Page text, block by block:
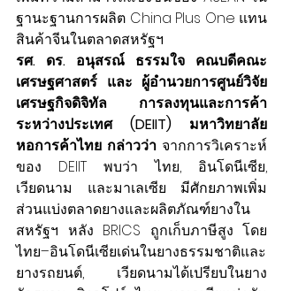
ฐานะฐานการผลิต China Plus One แทน
สินค้าจีนในตลาดสหรัฐฯ
รศ. ดร. อนุสรณ์ ธรรมใจ คณบดีคณะ
เศรษฐศาสตร์ และ ผู้อำนวยการศูนย์วิจัย
เศรษฐกิจดิจิทัล การลงทุนและการค้า
ระหว่างประเทศ (DEIIT) มหาวิทยาลัย
หอการค้าไทย กล่าวว่า จากการวิเคราะห์
ของ DEIIT พบว่า ไทย, อินโดนีเซีย,
เวียดนาม และมาเลเซีย มีศักยภาพเพิ่ม
ส่วนแบ่งตลาดยางและผลิตภัณฑ์ยางใน
สหรัฐฯ หลัง BRICS ถูกเก็บภาษีสูง โดย
ไทย–อินโดนีเซียเด่นในยางธรรมชาติและ
ยางรถยนต์, เวียดนามได้เปรียบในยาง